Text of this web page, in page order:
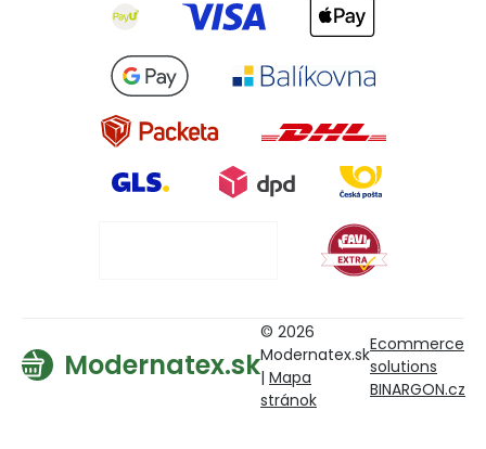
Modernatex.sk
© 2026
Modernatex.sk
| Mapa
stránok
Ecommerce
solutions
BINARGON.cz